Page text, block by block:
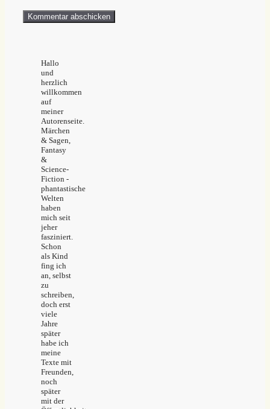
Hallo
und
herzlich
willkommen
auf
meiner
Autorenseite.
Märchen
& Sagen,
Fantasy
&
Science-
Fiction -
phantastische
Welten
haben
mich seit
jeher
fasziniert.
Schon
als Kind
fing ich
an, selbst
zu
schreiben,
doch erst
viele
Jahre
später
habe ich
meine
Texte mit
Freunden,
noch
später
mit der